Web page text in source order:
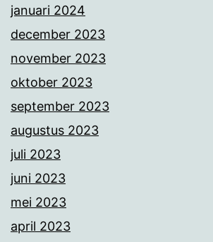
januari 2024
december 2023
november 2023
oktober 2023
september 2023
augustus 2023
juli 2023
juni 2023
mei 2023
april 2023